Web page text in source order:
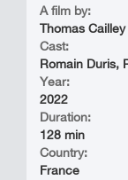
A film by:
Thomas Cailley
Cast:
Romain Duris,
Year:
2022
Duration:
128 min
Country:
France